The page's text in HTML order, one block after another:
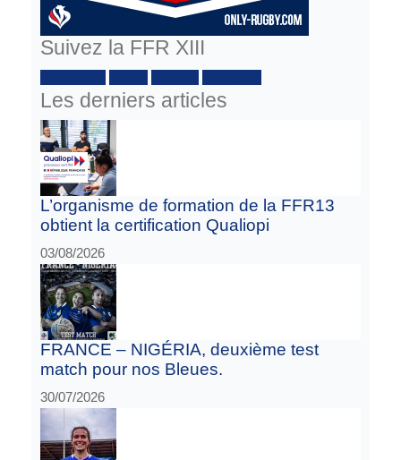
Suivez la FFR XIII
Les derniers articles
L’organisme de formation de la FFR13
obtient la certification Qualiopi
03/08/2026
FRANCE – NIGÉRIA, deuxième test
match pour nos Bleues.
30/07/2026